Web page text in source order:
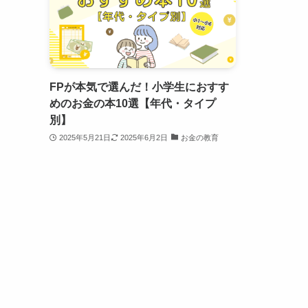
FPが本気で選んだ！小学生におすす
めのお金の本10選【年代・タイプ
別】
2025年5月21日 2025年6月2日 お金の教育